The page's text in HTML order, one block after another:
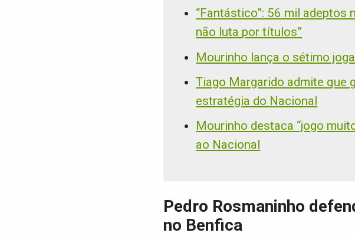
“Fantástico”: 56 mil adeptos
não luta por títulos”
Mourinho lança o sétimo
Tiago Margarido admite que
estratégia do Nacional
Mourinho destaca “jogo
ao Nacional
Pedro Rosmaninho
no Benfica